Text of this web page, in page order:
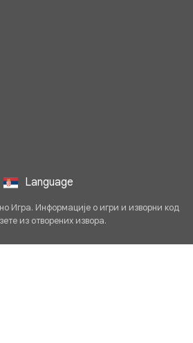
Language
Игра. Информације о игри и изворни код
из отворених извора.